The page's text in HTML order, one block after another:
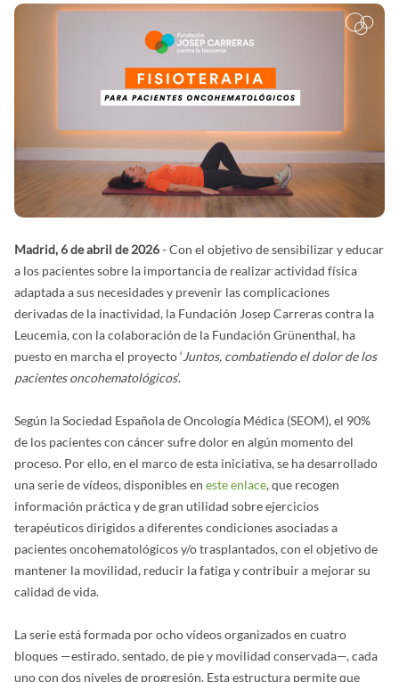
Madrid, 6 de abril de 2026- Con el objetivo de sensibilizar y educar
a los pacientes sobre la importancia de realizar actividad física
adaptada a sus necesidades y prevenir las complicaciones
derivadas de la inactividad, la Fundación Josep Carreras contra la
Leucemia, con la colaboración de la Fundación Grünenthal, ha
puesto en marcha el proyecto ‘ Juntos, combatiendo el dolor de los
pacientes oncohematológicos’.
Según la Sociedad Española de Oncología Médica (SEOM), el 90%
de los pacientes con cáncer sufre dolor en algún momento del
proceso. Por ello, en el marco de esta iniciativa, se ha desarrollado
una serie de vídeos, disponibles en este enlace, que recogen
información práctica y de gran utilidad sobre ejercicios
terapéuticos dirigidos a diferentes condiciones asociadas a
pacientes oncohematológicos y/o trasplantados, con el objetivo de
mantener la movilidad, reducir la fatiga y contribuir a mejorar su
calidad de vida.
La serie está formada por ocho vídeos organizados en cuatro
bloques —estirado, sentado, de pie y movilidad conservada—, cada
uno con dos niveles de progresión. Esta estructura permite que